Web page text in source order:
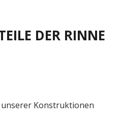
DER RINNE
Konstruktionen